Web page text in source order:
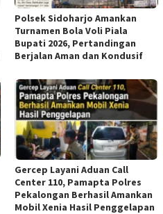
Polsek Sidoharjo Amankan
Turnamen Bola Voli Piala
Bupati 2026, Pertandingan
Berjalan Aman dan Kondusif
Gercep Layani Aduan Call
Center 110, Pamapta Polres
Pekalongan Berhasil Amankan
Mobil Xenia Hasil Penggelapan